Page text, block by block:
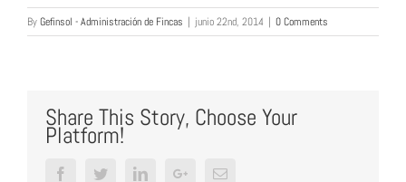
ByGefinsol - Administración de Fincas | junio 22nd, 2014 | 0 Comments
Share This Story, Choose Your
Platform!
FacebookTwitterLinkedInGoogle+Email